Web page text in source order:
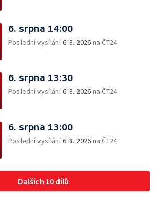
6. srpna 14:00
Poslední vysílání6. 8. 2026 na ČT24
6. srpna 13:30
Poslední vysílání6. 8. 2026 na ČT24
6. srpna 13:00
Poslední vysílání6. 8. 2026 na ČT24
Dalších 10 dílů